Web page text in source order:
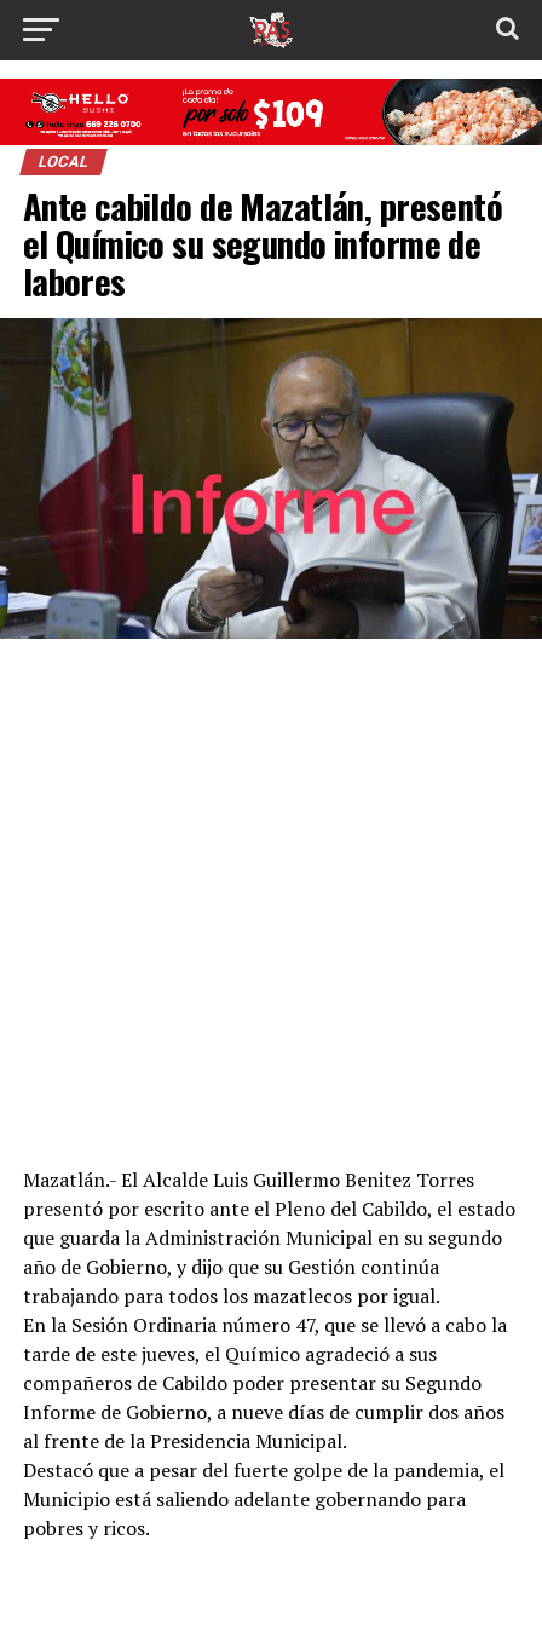
LOCAL
Ante cabildo de Mazatlán, presentó
el Químico su segundo informe de
labores
Mazatlán.- El Alcalde Luis Guillermo Benitez Torres
presentó por escrito ante el Pleno del Cabildo, el estado
que guarda la Administración Municipal en su segundo
año de Gobierno, y dijo que su Gestión continúa
trabajando para todos los mazatlecos por igual.
En la Sesión Ordinaria número 47, que se llevó a cabo la
tarde de este jueves, el Químico agradeció a sus
compañeros de Cabildo poder presentar su Segundo
Informe de Gobierno, a nueve días de cumplir dos años
al frente de la Presidencia Municipal.
Destacó que a pesar del fuerte golpe de la pandemia, el
Municipio está saliendo adelante gobernando para
pobres y ricos.